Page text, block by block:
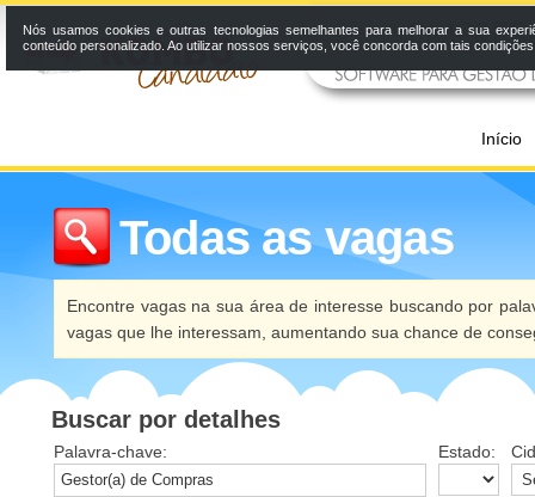
Início
Todas as vagas
Encontre vagas na sua área de interesse buscando por
vagas que lhe interessam, aumentando sua chance de
Buscar por detalhes
Palavra-chave: Estado:
Nós usamos cookies e outras tecnologias semelhantes para melhorar a sua
conteúdo personalizado. Ao utilizar nossos serviços, você concorda com tais